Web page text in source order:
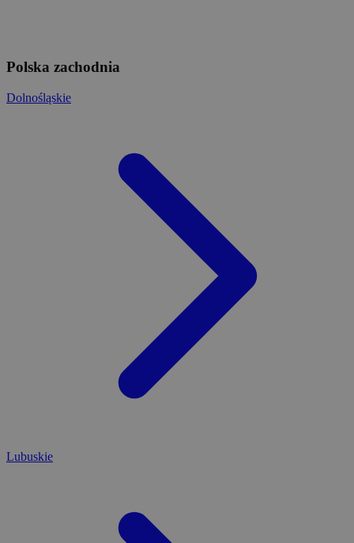
Polska zachodnia
Dolnośląskie
Lubuskie